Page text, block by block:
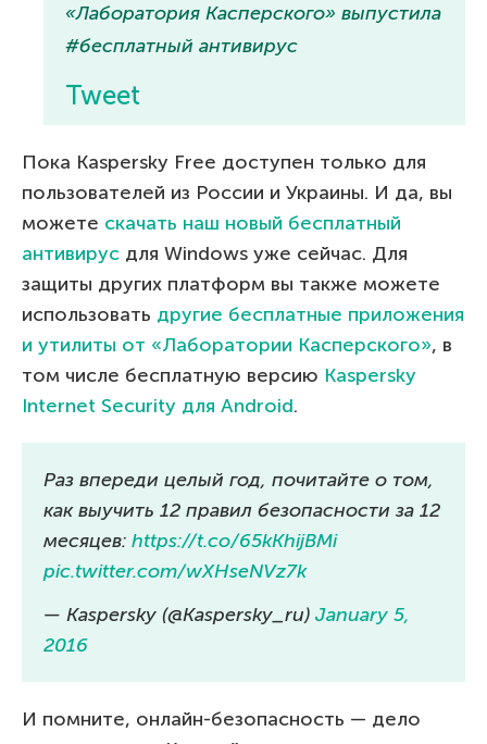
«Лаборатория Касперского» выпустила
#бесплатный антивирус
Tweet
Пока Kaspersky Free доступен только для
пользователей из России и Украины. И да, вы
можете скачать наш новый бесплатный
антивирус для Windows уже сейчас. Для
защиты других платформ вы также можете
использовать другие бесплатные приложения
и утилиты от «Лаборатории Касперского», в
том числе бесплатную версию Kaspersky
Internet Security для Android.
Раз впереди целый год, почитайте о том,
как выучить 12 правил безопасности за 12
месяцев: https://t.co/65kKhijBMi
pic.twitter.com/wXHseNVz7k
— Kaspersky (@Kaspersky_ru) January 5,
2016
И помните, онлайн-безопасность — дело